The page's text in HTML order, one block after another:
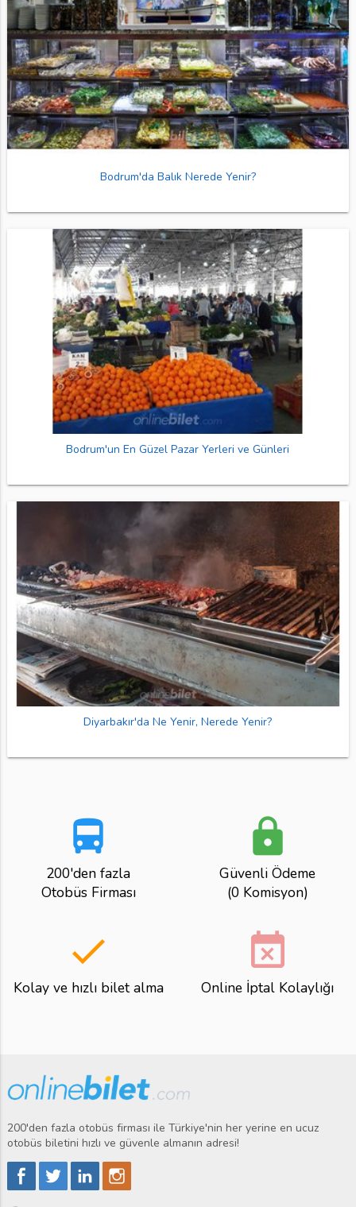
Bodrum'da Balık Nerede Yenir?
Bodrum'un En Güzel Pazar Yerleri ve Günleri
Diyarbakır'da Ne Yenir, Nerede Yenir?
directions_bus
200'den fazla
Otobüs Firması
lock
Güvenli Ödeme
(0 Komisyon)
done
Kolay ve hızlı bilet alma
event_busy
Online İptal Kolaylığı
200'den fazla otobüs firması ile Türkiye'nin her yerine en ucuz
otobüs biletini hızlı ve güvenle almanın adresi!